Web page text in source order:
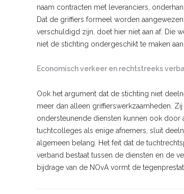
naam contracten met leveranciers,
Dat de griffiers formeel worden
verschuldigd zijn, doet hier niet aan af. Die
niet de stichting ondergeschikt te maken
Economisch verkeer en rechtstreeks
Ook het argument dat de stichting niet
meer dan alleen griffierswerkzaamheden.
ondersteunende diensten kunnen ook door
tuchtcolleges als enige afnemers, sluit
algemeen belang. Het feit dat de
verband bestaat tussen de diensten en de
bijdrage van de NOvA vormt de